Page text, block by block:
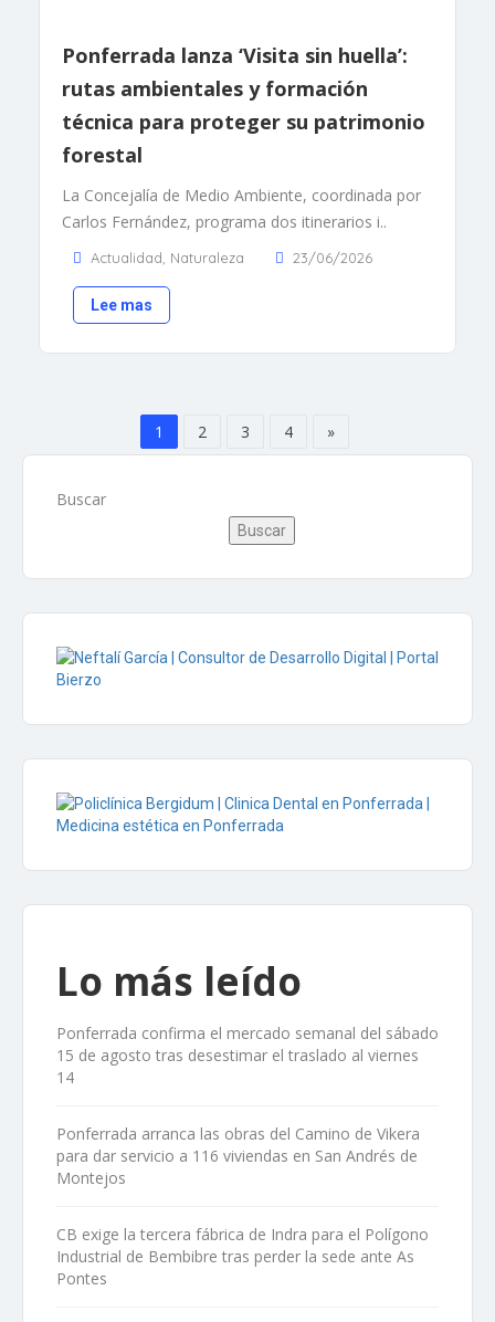
Ponferrada lanza ‘Visita sin huella’:
rutas ambientales y formación
técnica para proteger su patrimonio
forestal
La Concejalía de Medio Ambiente, coordinada por
Carlos Fernández, programa dos itinerarios i..
Actualidad Naturaleza 23/06/2026
Lee mas
1 2 3 4 »
Buscar
Buscar
Lo más leído
Ponferrada confirma el mercado semanal del sábado
15 de agosto tras desestimar el traslado al viernes
14
Ponferrada arranca las obras del Camino de Vikera
para dar servicio a 116 viviendas en San Andrés de
Montejos
CB exige la tercera fábrica de Indra para el Polígono
Industrial de Bembibre tras perder la sede ante As
Pontes